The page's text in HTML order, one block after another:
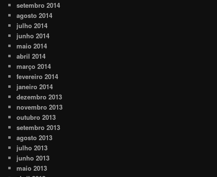
setembro 2014
agosto 2014
julho 2014
junho 2014
maio 2014
abril 2014
março 2014
fevereiro 2014
janeiro 2014
dezembro 2013
novembro 2013
outubro 2013
setembro 2013
agosto 2013
julho 2013
junho 2013
maio 2013